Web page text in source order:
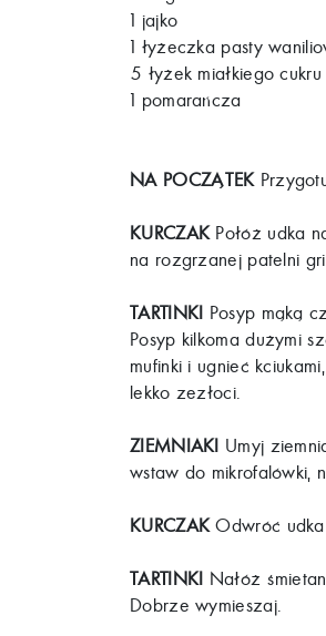
1 jajko
1 łyżeczka pasty
5 łyżek miałkiego
1 pomarańcza
NA POCZĄTEK
KURCZAKPołóż udka
na rozgrzanej patelni
TARTINKI Posyp mąką
Posyp kilkoma dużymi
mufinki i ugnieć
lekko zezłoci.
ZIEMNIAKI Umyj
wstaw do mikrofalówki,
KURCZAKOdwróć udka
TARTINKI Nałóż
Dobrze wymieszaj.